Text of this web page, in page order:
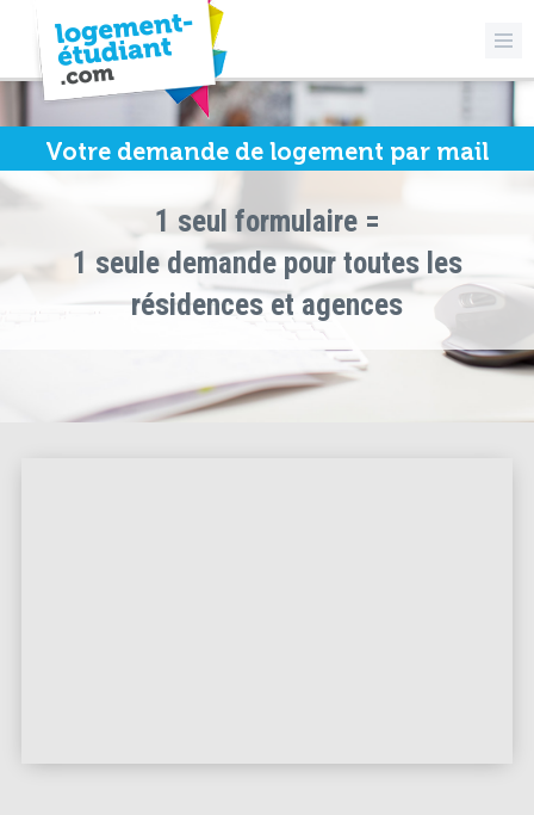
Votre demande de logement par mail
1 seul formulaire =
1 seule demande pour toutes les
résidences et agences